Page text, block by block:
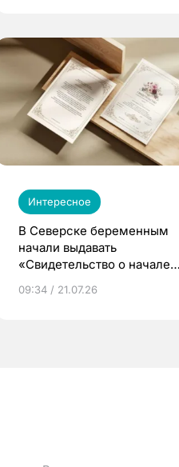
Интересное
В Северске беременным
начали выдавать
«Свидетельство о начале
09:34 / 21.07.26